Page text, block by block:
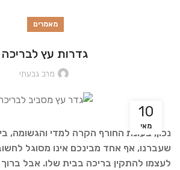
מאמרים
גדרות עץ לבריכה
מרב גבעתי
10
מאי
נכון, בעונת החורף הקרה למדי והגשומה,
שעברנו, אף אחד מבינכם אינו מסוגל לחשוב
לעצמו להתקין בריכה בבית שלו. אבל